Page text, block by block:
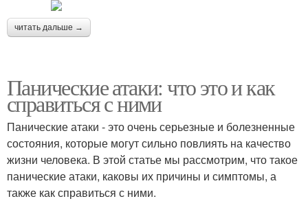
читать дальше →
Панические атаки: что это и как
справиться с ними
Панические атаки - это очень серьезные и болезненные
состояния, которые могут сильно повлиять на качество
жизни человека. В этой статье мы рассмотрим, что такое
панические атаки, каковы их причины и симптомы, а
также как справиться с ними.